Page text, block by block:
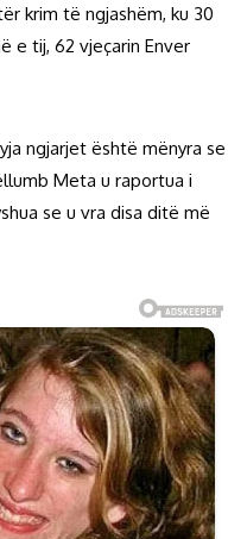
krim të ngjashëm, ku 30
e tij, 62 vjeçarin Enver
ngjarjet është mënyra se
Meta u raportua i
se u vra disa ditë më